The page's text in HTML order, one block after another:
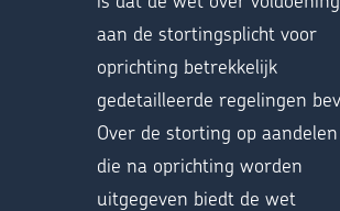
aan de stortingsplicht voor
oprichting betrekkelijk
gedetailleerde regelingen
Over de storting op aandelen
die na oprichting worden
uitgegeven biedt de wet